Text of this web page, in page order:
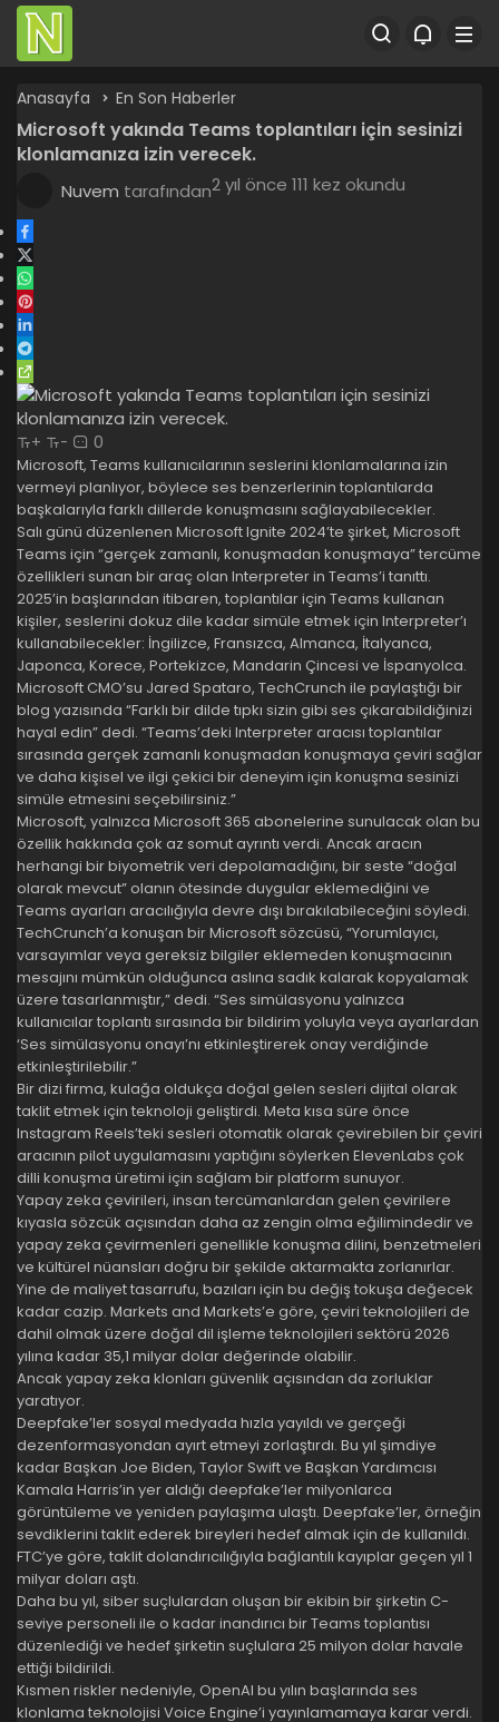
Anasayfa En Son Haberler
Microsoft yakında Teams toplantıları için sesinizi
klonlamanıza izin verecek.
Nuvem tarafından2 yıl önce 111 kez okundu
+ - 0
Microsoft, Teams kullanıcılarının seslerini klonlamalarına izin
vermeyi planlıyor, böylece ses benzerlerinin toplantılarda
başkalarıyla farklı dillerde konuşmasını sağlayabilecekler.
Salı günü düzenlenen Microsoft Ignite 2024’te şirket, Microsoft
Teams için “gerçek zamanlı, konuşmadan konuşmaya” tercüme
özellikleri sunan bir araç olan Interpreter in Teams’i tanıttı.
2025’in başlarından itibaren, toplantılar için Teams kullanan
kişiler, seslerini dokuz dile kadar simüle etmek için Interpreter’ı
kullanabilecekler: İngilizce, Fransızca, Almanca, İtalyanca,
Japonca, Korece, Portekizce, Mandarin Çincesi ve İspanyolca.
Microsoft CMO’su Jared Spataro, TechCrunch ile paylaştığı bir
blog yazısında “Farklı bir dilde tıpkı sizin gibi ses çıkarabildiğinizi
hayal edin” dedi. “Teams’deki Interpreter aracısı toplantılar
sırasında gerçek zamanlı konuşmadan konuşmaya çeviri sağlar
ve daha kişisel ve ilgi çekici bir deneyim için konuşma sesinizi
simüle etmesini seçebilirsiniz.”
Microsoft, yalnızca Microsoft 365 abonelerine sunulacak olan bu
özellik hakkında çok az somut ayrıntı verdi. Ancak aracın
herhangi bir biyometrik veri depolamadığını, bir seste “doğal
olarak mevcut” olanın ötesinde duygular eklemediğini ve
Teams ayarları aracılığıyla devre dışı bırakılabileceğini söyledi.
TechCrunch’a konuşan bir Microsoft sözcüsü, “Yorumlayıcı,
varsayımlar veya gereksiz bilgiler eklemeden konuşmacının
mesajını mümkün olduğunca aslına sadık kalarak kopyalamak
üzere tasarlanmıştır,” dedi. “Ses simülasyonu yalnızca
kullanıcılar toplantı sırasında bir bildirim yoluyla veya ayarlardan
‘Ses simülasyonu onayı’nı etkinleştirerek onay verdiğinde
etkinleştirilebilir.”
Bir dizi firma, kulağa oldukça doğal gelen sesleri dijital olarak
taklit etmek için teknoloji geliştirdi. Meta kısa süre önce
Instagram Reels’teki sesleri otomatik olarak çevirebilen bir çeviri
aracının pilot uygulamasını yaptığını söylerken ElevenLabs çok
dilli konuşma üretimi için sağlam bir platform sunuyor.
Yapay zeka çevirileri, insan tercümanlardan gelen çevirilere
kıyasla sözcük açısından daha az zengin olma eğilimindedir ve
yapay zeka çevirmenleri genellikle konuşma dilini, benzetmeleri
ve kültürel nüansları doğru bir şekilde aktarmakta zorlanırlar.
Yine de maliyet tasarrufu, bazıları için bu değiş tokuşa değecek
kadar cazip. Markets and Markets’e göre, çeviri teknolojileri de
dahil olmak üzere doğal dil işleme teknolojileri sektörü 2026
yılına kadar 35,1 milyar dolar değerinde olabilir.
Ancak yapay zeka klonları güvenlik açısından da zorluklar
yaratıyor.
Deepfake’ler sosyal medyada hızla yayıldı ve gerçeği
dezenformasyondan ayırt etmeyi zorlaştırdı. Bu yıl şimdiye
kadar Başkan Joe Biden, Taylor Swift ve Başkan Yardımcısı
Kamala Harris’in yer aldığı deepfake’ler milyonlarca
görüntüleme ve yeniden paylaşıma ulaştı. Deepfake’ler, örneğin
sevdiklerini taklit ederek bireyleri hedef almak için de kullanıldı.
FTC’ye göre, taklit dolandırıcılığıyla bağlantılı kayıplar geçen yıl 1
milyar doları aştı.
Daha bu yıl, siber suçlulardan oluşan bir ekibin bir şirketin C-
seviye personeli ile o kadar inandırıcı bir Teams toplantısı
düzenlediği ve hedef şirketin suçlulara 25 milyon dolar havale
ettiği bildirildi.
Kısmen riskler nedeniyle, OpenAI bu yılın başlarında ses
klonlama teknolojisi Voice Engine’i yayınlamamaya karar verdi.